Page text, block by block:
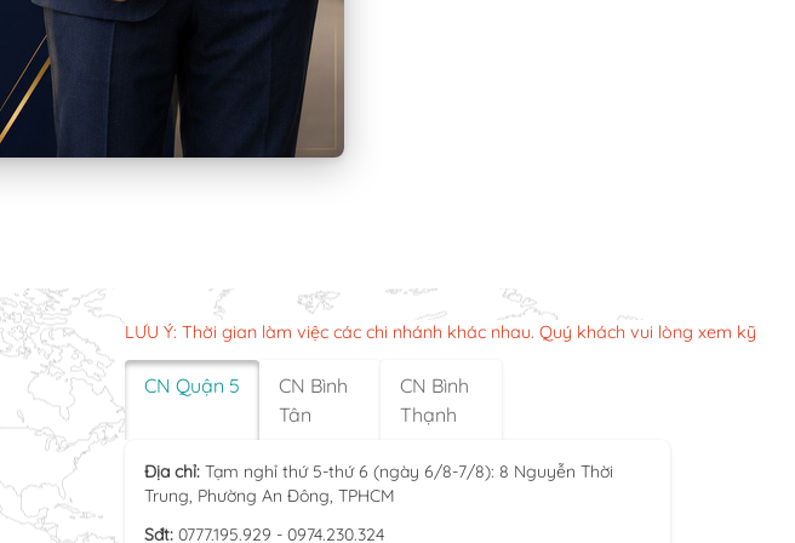
LƯU Ý: Thời gian làm việc các chi nhánh khác nhau. Quý khách vui lòng xem kỹ
CN Quận 5
CN Bình
Tân
CN Bình
Thạnh
Địa chỉ: Tạm nghỉ thứ 5-thứ 6 (ngày 6/8-7/8): 8 Nguyễn Thời
Trung, Phường An Đông, TPHCM
Sđt: 0777.195.929 - 0974.230.324